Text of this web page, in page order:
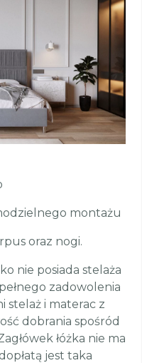
montażu
oraz nogi.
nie posiada stelaża
zadowolenia
stelaż i materac z
dobrania spośród
łóżka nie ma
jest taka